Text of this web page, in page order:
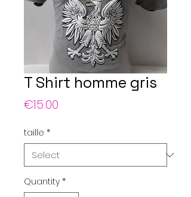
T Shirt homme gris
€15.00
taille *
Quantity *